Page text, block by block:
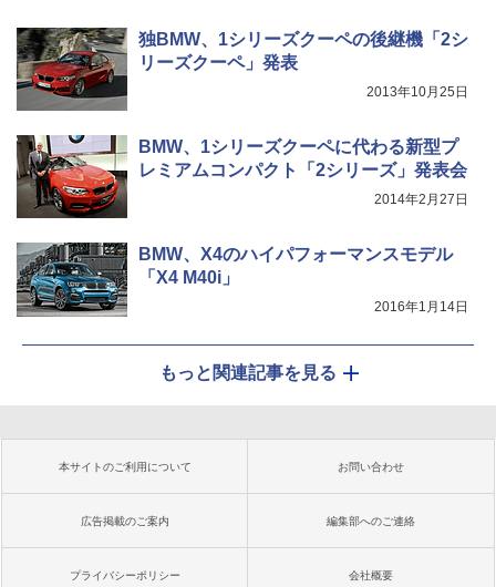
独BMW、1シリーズクーペの後継機「2シ
リーズクーペ」発表
2013年10月25日
BMW、1シリーズクーペに代わる新型プ
レミアムコンパクト「2シリーズ」発表会
2014年2月27日
BMW、X4のハイパフォーマンスモデル
「X4 M40i」
2016年1月14日
もっと関連記事を見る
本サイトのご利用について お問い合わせ
広告掲載のご案内 編集部へのご連絡
プライバシーポリシー 会社概要